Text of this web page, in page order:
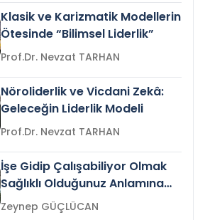
Klasik ve Karizmatik Modellerin
Ötesinde “Bilimsel Liderlik”
Prof.Dr. Nevzat TARHAN
Nöroliderlik ve Vicdani Zekâ:
Geleceğin Liderlik Modeli
Prof.Dr. Nevzat TARHAN
İşe Gidip Çalışabiliyor Olmak
Sağlıklı Olduğunuz Anlamına
Gelir mi?Zeynep GÜÇLÜCAN